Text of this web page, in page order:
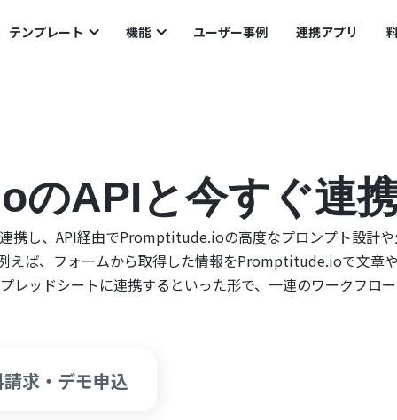
テンプレート 機能 ユーザー事例 連携アプリ
のAPIと今すぐ連
し、API経由でPromptitude.ioの高度なプロンプト設計や
えば、フォームから取得した情報をPromptitude.ioで文章
レッドシートに連携するといった形で、一連のワークフロ
求・デモ申込